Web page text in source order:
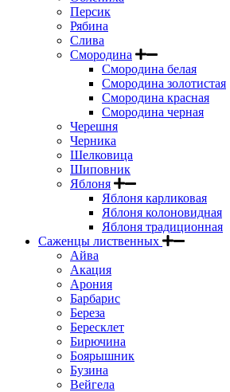
Персик
Рябина
Слива
Смородина
Смородина белая
Смородина золотистая
Смородина красная
Смородина черная
Черешня
Черника
Шелковица
Шиповник
Яблоня
Яблоня карликовая
Яблоня колоновидная
Яблоня традиционная
Саженцы лиственных
Айва
Акация
Арония
Барбарис
Береза
Бересклет
Бирючина
Боярышник
Бузина
Вейгела